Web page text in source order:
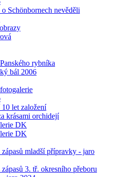
o Schönbornech nevěděli
rybníka
bál 2006
let založení
krásami orchidejí
DK
DK
zápasů mladší přípravky - jaro
3. tř. okresního přeboru